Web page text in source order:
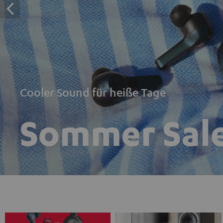
Cooler Sound für heiße Tage
Sommer